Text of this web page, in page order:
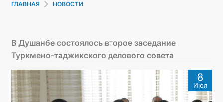
ТУРКМЕНИСТАН
КОНСУЛЬСКИЕ УСЛУГИ
ГЛАВНАЯ НОВОСТИ
В Душанбе состоялось второе заседание
Туркмено-таджикского делового совета
8
Июл